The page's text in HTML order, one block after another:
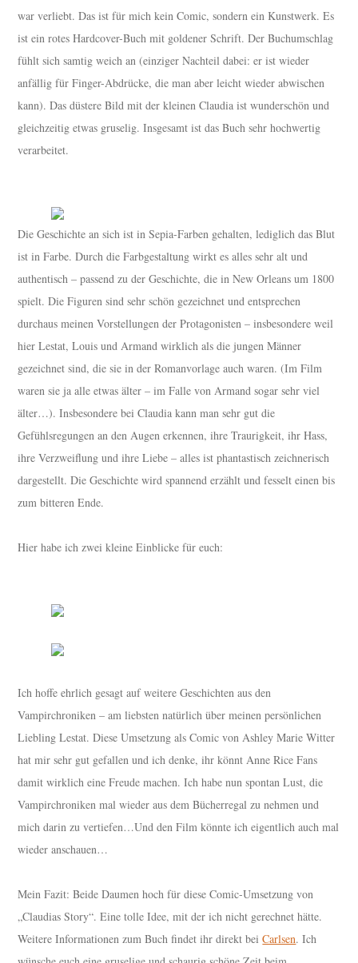
war verliebt. Das ist für mich kein Comic, sondern ein Kunstwerk. Es
ist ein rotes Hardcover-Buch mit goldener Schrift. Der Buchumschlag
fühlt sich samtig weich an (einziger Nachteil dabei: er ist wieder
anfällig für Finger-Abdrücke, die man aber leicht wieder abwischen
kann). Das düstere Bild mit der kleinen Claudia ist wunderschön und
gleichzeitig etwas gruselig. Insgesamt ist das Buch sehr hochwertig
verarbeitet.
Die Geschichte an sich ist in Sepia-Farben gehalten, lediglich das Blut
ist in Farbe. Durch die Farbgestaltung wirkt es alles sehr alt und
authentisch – passend zu der Geschichte, die in New Orleans um 1800
spielt. Die Figuren sind sehr schön gezeichnet und entsprechen
durchaus meinen Vorstellungen der Protagonisten – insbesondere weil
hier Lestat, Louis und Armand wirklich als die jungen Männer
gezeichnet sind, die sie in der Romanvorlage auch waren. (Im Film
waren sie ja alle etwas älter – im Falle von Armand sogar sehr viel
älter…). Insbesondere bei Claudia kann man sehr gut die
Gefühlsregungen an den Augen erkennen, ihre Traurigkeit, ihr Hass,
ihre Verzweiflung und ihre Liebe – alles ist phantastisch zeichnerisch
dargestellt. Die Geschichte wird spannend erzählt und fesselt einen bis
zum bitteren Ende.
Hier habe ich zwei kleine Einblicke für euch:
Ich hoffe ehrlich gesagt auf weitere Geschichten aus den
Vampirchroniken – am liebsten natürlich über meinen persönlichen
Liebling Lestat. Diese Umsetzung als Comic von Ashley Marie Witter
hat mir sehr gut gefallen und ich denke, ihr könnt Anne Rice Fans
damit wirklich eine Freude machen. Ich habe nun spontan Lust, die
Vampirchroniken mal wieder aus dem Bücherregal zu nehmen und
mich darin zu vertiefen…Und den Film könnte ich eigentlich auch mal
wieder anschauen…
Mein Fazit: Beide Daumen hoch für diese Comic-Umsetzung von
„Claudias Story“. Eine tolle Idee, mit der ich nicht gerechnet hätte.
Weitere Informationen zum Buch findet ihr direkt beiCarlsen. Ich